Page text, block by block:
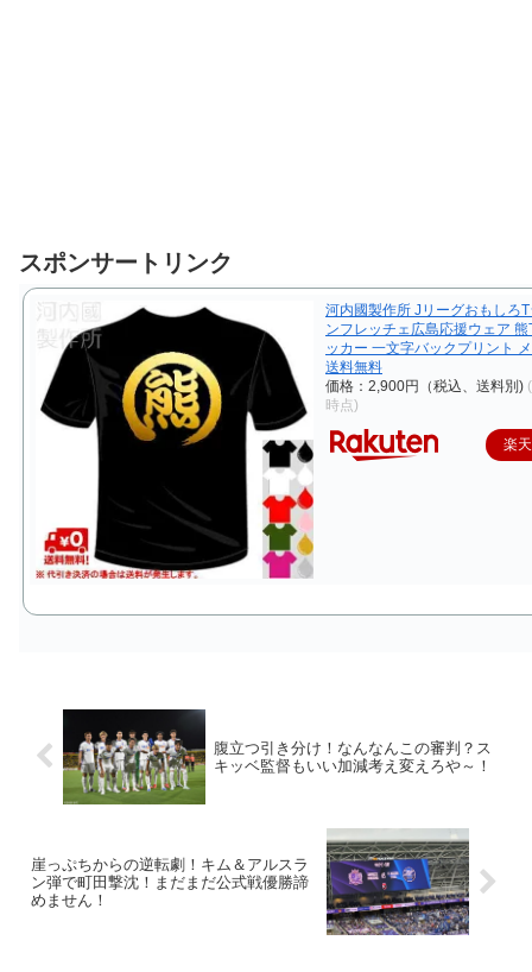
スポンサートリンク
河内國製作所 Jリーグおもしろ
ンフレッチェ広島応援ウェア
ッカー 一文字バックプリント
送料無料
価格：2,900円（税込、送料別)
時点)
楽
腹立つ引き分け！なんなんこの審判？ス
キッベ監督もいい加減考え変えろや～！
崖っぷちからの逆転劇！キム＆アルスラ
ン弾で町田撃沈！まだまだ公式戦優勝諦
めません！